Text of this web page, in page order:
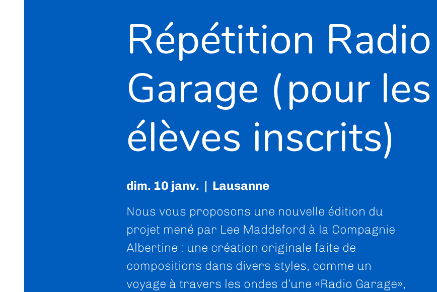
Répétition Radio
Garage (pour les
élèves inscrits)
dim. 10 janv.
  |
Lausanne
Nous vous proposons une nouvelle édition du
projet mené par Lee Maddeford à la Compagnie
Albertine : une création originale faite de
compositions dans divers styles, comme un
voyage à travers les ondes d’une «Radio Garage»,